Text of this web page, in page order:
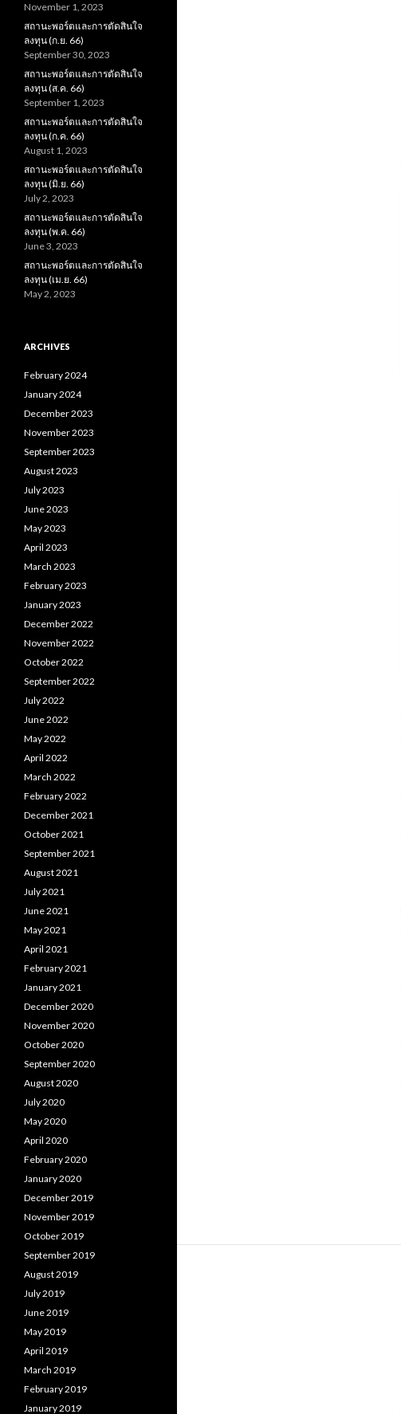
November 1, 2023
สถานะพอร์ตและการตัดสินใจ
ลงทุน (ก.ย. 66)
September 30, 2023
สถานะพอร์ตและการตัดสินใจ
ลงทุน (ส.ค. 66)
September 1, 2023
สถานะพอร์ตและการตัดสินใจ
ลงทุน (ก.ค. 66)
August 1, 2023
สถานะพอร์ตและการตัดสินใจ
ลงทุน (มิ.ย. 66)
July 2, 2023
สถานะพอร์ตและการตัดสินใจ
ลงทุน (พ.ค. 66)
June 3, 2023
สถานะพอร์ตและการตัดสินใจ
ลงทุน (เม.ย. 66)
May 2, 2023
ARCHIVES
February 2024
January 2024
December 2023
November 2023
September 2023
August 2023
July 2023
June 2023
May 2023
April 2023
March 2023
February 2023
January 2023
December 2022
November 2022
October 2022
September 2022
July 2022
June 2022
May 2022
April 2022
March 2022
February 2022
December 2021
October 2021
September 2021
August 2021
July 2021
June 2021
May 2021
April 2021
February 2021
January 2021
December 2020
November 2020
October 2020
September 2020
August 2020
July 2020
May 2020
April 2020
February 2020
January 2020
December 2019
November 2019
October 2019
September 2019
August 2019
July 2019
June 2019
May 2019
April 2019
March 2019
February 2019
January 2019